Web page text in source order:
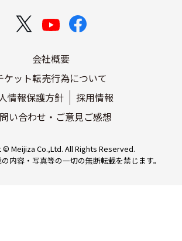
会社概要
ケット転売行為について
情報保護方針
採用情報
い合わせ・ご意見ご感想
Meijiza Co.,Ltd. All Rights Reserved.
内容・写真等の一切の無断転載を禁じます。